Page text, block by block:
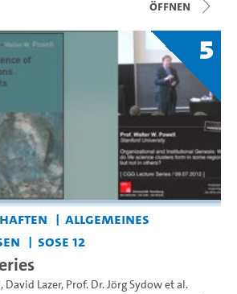
Öffnen
5
Allgemeines
SoSe 12
, David Lazer, Prof. Dr. Jörg Sydowet al.